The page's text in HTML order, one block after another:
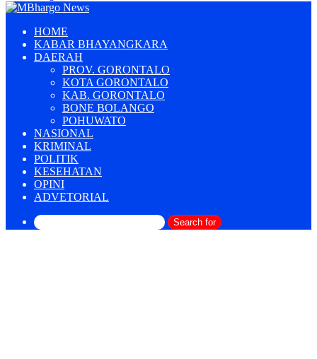
HOME
KABAR BHAYANGKARA
DAERAH
PROV. GORONTALO
KOTA GORONTALO
KAB. GORONTALO
BONE BOLANGO
POHUWATO
NASIONAL
KRIMINAL
POLITIK
KESEHATAN
OPINI
ADVETORIAL
Search for